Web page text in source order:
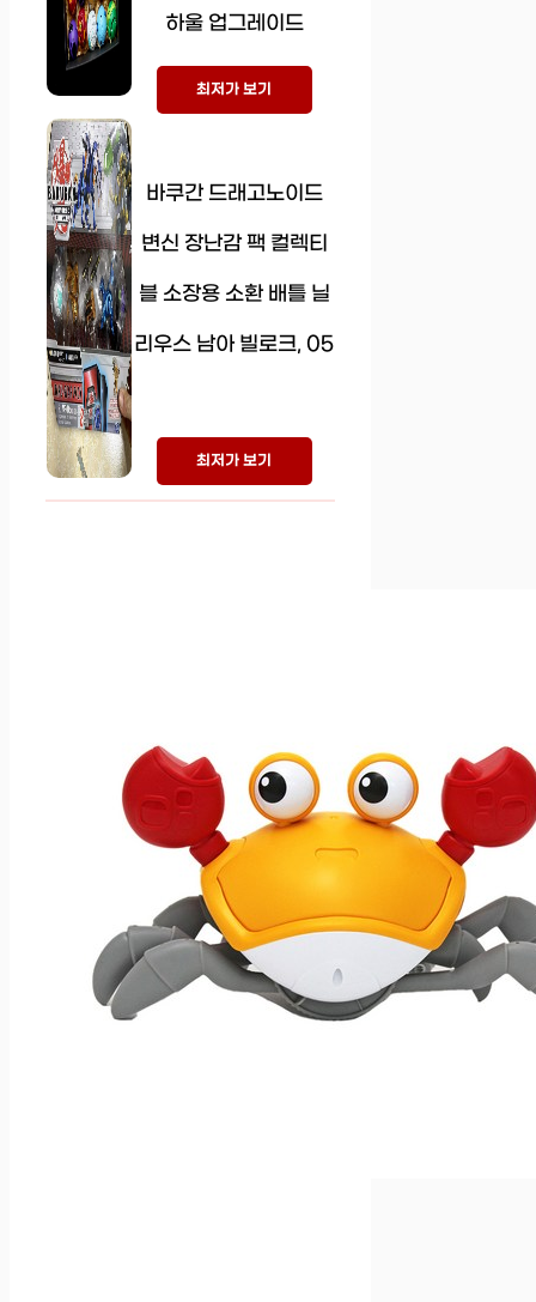
하울 업그레이드
최저가 보기
바쿠간 드래고노이드
변신 장난감 팩 컬렉티
블 소장용 소환 배틀 닐
리우스 남아 빌로크, 05
최저가 보기